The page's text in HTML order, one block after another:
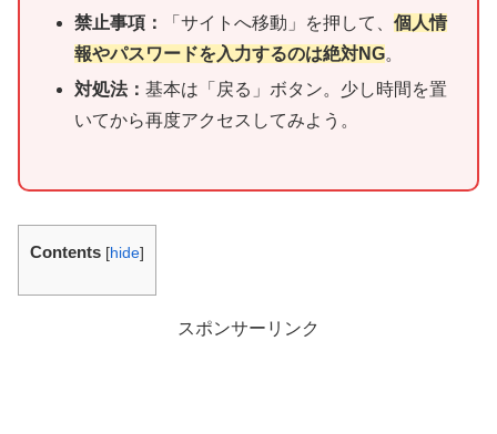
禁止事項：
「サイトへ移動」を押して、個人情
報やパスワードを入力するのは絶対NG。
対処法：基本は「戻る」ボタン。少し時間を置
いてから再度アクセスしてみよう。
Contents [hide]
スポンサーリンク